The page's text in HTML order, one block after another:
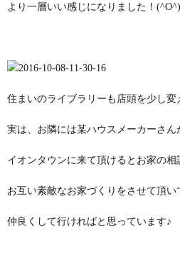
より一層いい感じになりました！
住まいのライブラリーも店頭を少し
実は、お隣には某ハウスメーカーさん
イオンタウンに来て頂けるとお家の相
お互い素敵なお家づくりをさせて頂い
仲良くして行ければと思っています♪